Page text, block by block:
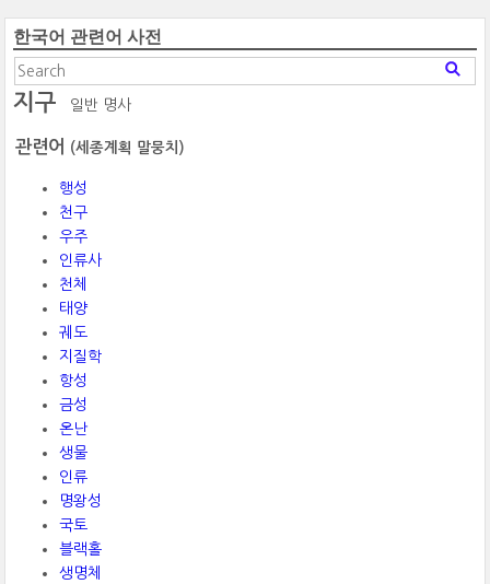
한국어 관련어 사전
지구 일반 명사
관련어 (세종계획 말뭉치)
행성
천구
우주
인류사
천체
태양
궤도
지질학
항성
금성
온난
생물
인류
명왕성
국토
블랙홀
생명체